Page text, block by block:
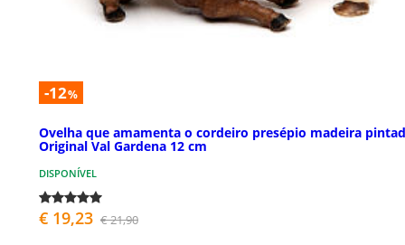
-12%
Ovelha que amamenta o cordeiro presépio madeira
Original Val Gardena 12 cm
DISPONÍVEL
€ 19,23 € 21,90